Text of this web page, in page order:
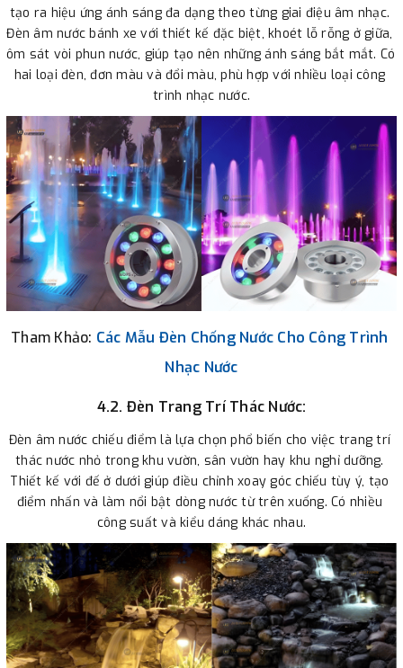
tạo ra hiệu ứng ánh sáng đa dạng theo từng giai điệu âm nhạc.
Đèn âm nước bánh xe với thiết kế đặc biệt, khoét lỗ rỗng ở giữa,
ôm sát vòi phun nước, giúp tạo nên những ánh sáng bắt mắt. Có
hai loại đèn, đơn màu và đổi màu, phù hợp với nhiều loại công
trình nhạc nước.
Tham Khảo: Các Mẫu Đèn Chống Nước Cho Công Trình
Nhạc Nước
4.2. Đèn Trang Trí Thác Nước:
Đèn âm nước chiếu điểm là lựa chọn phổ biến cho việc trang trí
thác nước nhỏ trong khu vườn, sân vườn hay khu nghỉ dưỡng.
Thiết kế với đế ở dưới giúp điều chỉnh xoay góc chiếu tùy ý, tạo
điểm nhấn và làm nổi bật dòng nước từ trên xuống. Có nhiều
công suất và kiểu dáng khác nhau.